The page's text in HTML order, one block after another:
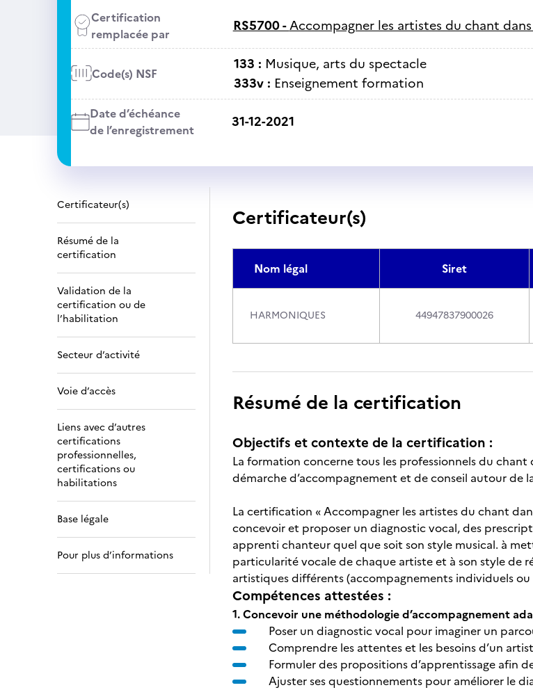
Certification
remplacée par
RS5700 -Accompagner les artistes du chant
Code(s) NSF
133 : Musique, arts du spectacle
333v : Enseignement formation
Date d’échéance
de l’enregistrement
31-12-2021
Certificateur(s)
Résumé de la
certification
Validation de la
certification ou de
l’habilitation
Secteur d’activité
Voie d’accès
Liens avec d’autres
certifications
professionnelles,
certifications ou
habilitations
Base légale
Pour plus d’informations
Certificateur(s)
Nom légal Siret
HARMONIQUES 44947837900026
Résumé de la certification
Objectifs et contexte de la certification :
La formation concerne tous les professionnels du
démarche d’accompagnement et de conseil autour de
La certification « Accompagner les artistes du chant
concevoir et proposer un diagnostic vocal, des
apprenti chanteur quel que soit son style musical. à
particularité vocale de chaque artiste et à son style de
artistiques différents (accompagnements individuels
Compétences attestées :
1. Concevoir une méthodologie d’accompagnement
Poser un diagnostic vocal pour imaginer un
Comprendre les attentes et les besoins d’un
Formuler des propositions d’apprentissage afin
Ajuster ses questionnements pour améliorer le